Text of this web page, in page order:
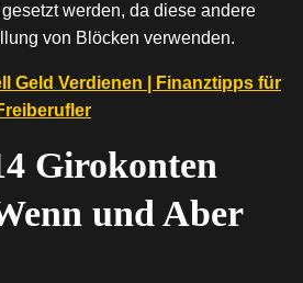
werden, da diese andere
von Blöcken verwenden.
Geld Verdienen | Finanztipps für
Girokonten
und Aber